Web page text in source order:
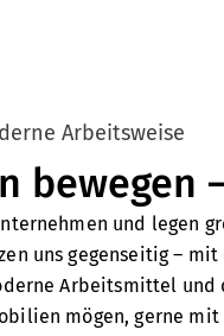
Arbeitsweise
bewegen
und legen
uns gegenseitig –
Arbeitsmittel
mögen, gerne